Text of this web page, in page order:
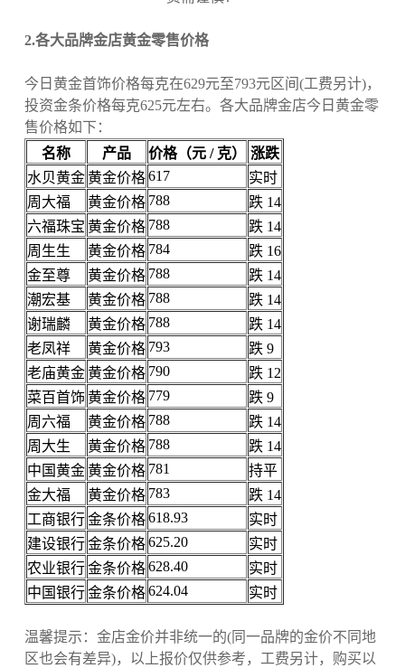
2.各大品牌金店黄金零售价格
今日黄金首饰价格每克在629元至793元区间(工费另计)，
投资金条价格每克625元左右。各大品牌金店今日黄金零
售价格如下：
名称
产品 价格（元 / 克）
涨跌
水贝黄金黄金价格617
实时
周大福
黄金价格 788
跌 14
六福珠宝 黄金价格 788
跌 14
周生生
黄金价格 784
跌 16
金至尊
黄金价格 788
跌 14
潮宏基
黄金价格 788
跌 14
谢瑞麟
黄金价格 788
跌 14
老凤祥
黄金价格 793
跌 9
老庙黄金黄金价格 790
跌 12
菜百首饰黄金价格 779
跌 9
周六福
黄金价格 788
跌 14
周大生
黄金价格 788
跌 14
中国黄金黄金价格 781
持平
金大福
黄金价格 783
跌 14
工商银行金条价格618.93
实时
建设银行金条价格625.20
实时
农业银行金条价格628.40
实时
中国银行金条价格624.04 实时
温馨提示：金店金价并非统一的(同一品牌的金价不同地
区也会有差异)，以上报价仅供参考，工费另计，购买以